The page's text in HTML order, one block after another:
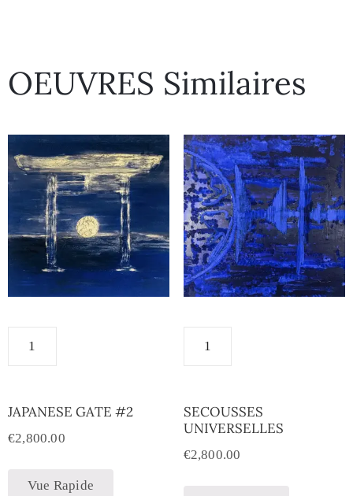
OEUVRES Similaires
JAPANESE GATE #2
€2,800.00
Vue Rapide
SECOUSSES
UNIVERSELLES
€2,800.00